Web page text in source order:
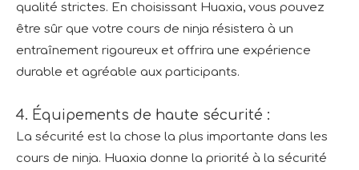
qualité strictes. En choisissant Huaxia, vous pouvez
être sûr que votre cours de ninja résistera à un
entraînement rigoureux et offrira une expérience
durable et agréable aux participants.
4. Équipements de haute sécurité :
La sécurité est la chose la plus importante dans les
cours de ninja. Huaxia donne la priorité à la sécurité